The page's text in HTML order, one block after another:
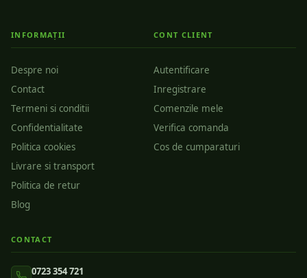
INFORMAȚII
Despre noi
Contact
Termeni si conditii
Confidentialitate
Politica cookies
Livrare si transport
Politica de retur
Blog
CONT CLIENT
Autentificare
Inregistrare
Comenzile mele
Verifica comanda
Cos de cumparaturi
CONTACT
0723 354 721